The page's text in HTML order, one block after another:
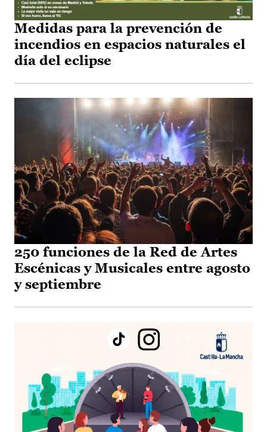
Medidas para la prevención de
incendios en espacios naturales el
día del eclipse
250 funciones de la Red de Artes
Escénicas y Musicales entre agosto
y septiembre